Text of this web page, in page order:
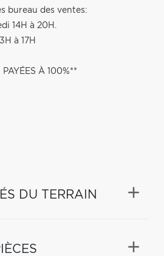
bureau des ventes:
14H à 20H.
à 17H
À 100%**
DU TERRAIN